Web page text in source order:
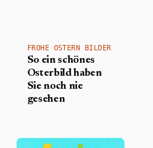
FROHE OSTERN BILDER
So ein schönes
Osterbild haben
Sie noch nie
gesehen